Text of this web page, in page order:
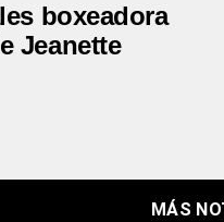
boxeadora
Jeanette
MÁS